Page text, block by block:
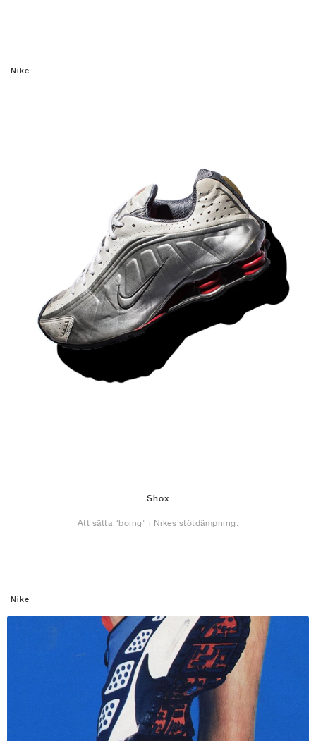
Nike
Shox
Att sätta "boing" i Nikes stötdämpning.
Nike